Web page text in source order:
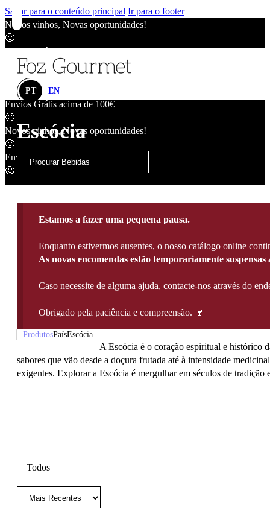
Saltar para o conteúdo principal Ir para o footer
Novos vinhos, Novas oportunidades!
🙂
Envios Grátis acima de 100€
Novos vinhos, Novas oportunidades!
Envios Grátis acima de 100€
🙂
Novos vinhos, Novas oportunidades!
🙂
Envios Grátis acima de 100€
🙂
PT EN
Escócia
Estamos a fazer uma pequena pausa.
Enquanto estivermos ausentes, o nosso catálogo online
As novas encomendas estão temporariamente suspensas
Caso necessite de alguma ajuda, contacte-nos através do
Obrigado pela paciência e compreensão. 🍷
ProdutosPaísEscócia
A Escócia é o coração espiritual e histórico
sabores que vão desde a doçura frutada até à intensidade
exigentes. Explorar a Escócia é mergulhar em séculos de
Todos